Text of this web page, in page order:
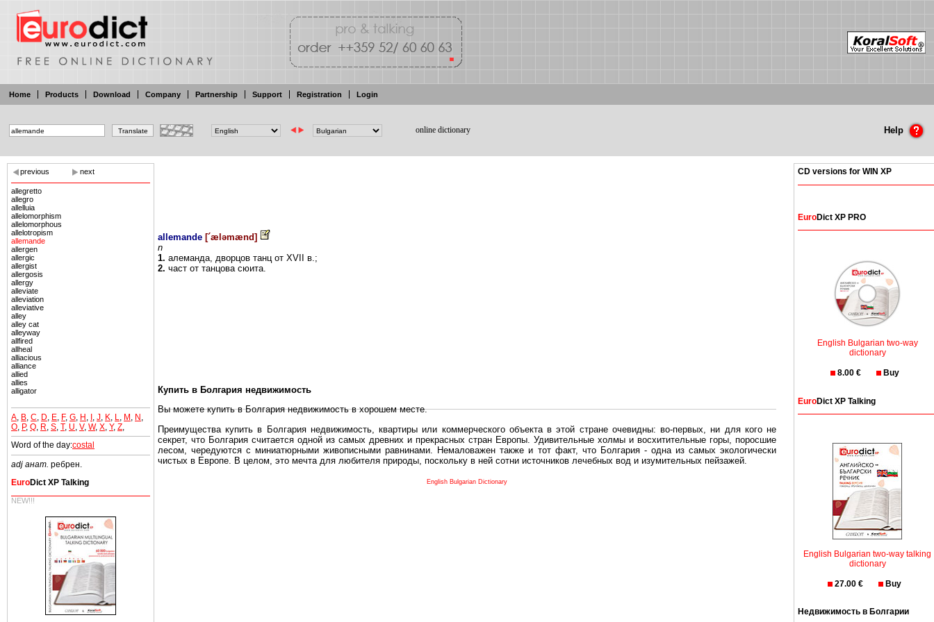
Home Products Download Company Partnership Support Registration Login
online dictionary Help
previous next
allegretto
allegro
allelluia
allelomorphism
allelomorphous
allelotropism
allemande
allergen
allergic
allergist
allergosis
allergy
alleviate
alleviation
alleviative
alley
alley cat
alleyway
allfired
allheal
alliacious
alliance
allied
allies
alligator
A B C D E F, G H I J K L M N
O P, Q R S T, U V, W, X Y, Z
Word of the day:costal
adj анат. ребрен.
EuroDict XP Talking
NEW!!!
allemande [´æləmænd]
n
1. алеманда, дворцов танц от ХVII в.;
2. част от танцова сюита.
Купить в Болгария недвижимость
Вы можете купить в Болгария недвижимость в хорошем месте.
Преимущества купить в Болгария недвижимость, квартиры или коммерческого объекта в этой стране очевидны: во-первых, ни для кого не
секрет, что Болгария считается одной из самых древних и прекрасных стран Европы. Удивительные холмы и восхитительные горы, поросшие
лесом, чередуются с миниатюрными живописными равнинами. Немаловажен также и тот факт, что Болгария - одна из самых экологически
чистых в Европе. В целом, это мечта для любителя природы, поскольку в ней сотни источников лечебных вод и изумительных пейзажей.
Еще одно существенное преимущество в плане купить в Болгария недвижимость заключено в том, что Болгария безопасная страна - в ней
English Bulgarian Dictionary
CD versions for WIN XP
EuroDict XP PRO
English Bulgarian two-way
dictionary
8.00 € Buy
EuroDict XP Talking
English Bulgarian two-way talking
dictionary
27.00 € Buy
Недвижимость в Болгарии